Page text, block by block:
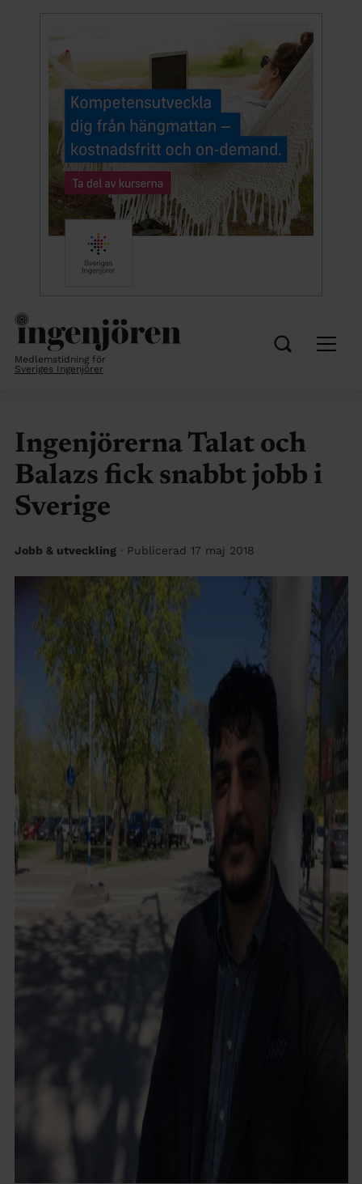
Medlemstidning för
Sveriges Ingenjörer
Ingenjörerna Talat och
Balazs fick snabbt jobb i
Sverige
Jobb & utveckling · Publicerad 17 maj 2018